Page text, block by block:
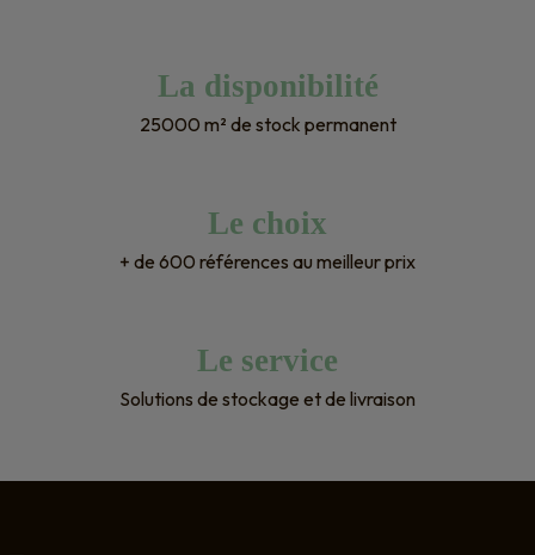
La disponibilité
25000 m² de stock permanent
Le choix
+ de 600 références au meilleur prix
Le service
Solutions de stockage et de livraison